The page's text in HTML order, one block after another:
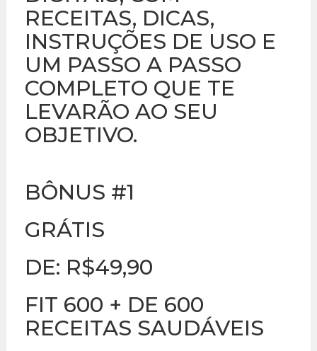
RECEITAS, DICAS,
INSTRUÇÕES DE USO E
UM PASSO A PASSO
COMPLETO QUE TE
LEVARÃO AO SEU
OBJETIVO.
BÔNUS #1
GRÁTIS
DE: R$49,90
FIT 600 + DE 600
RECEITAS SAUDÁVEIS